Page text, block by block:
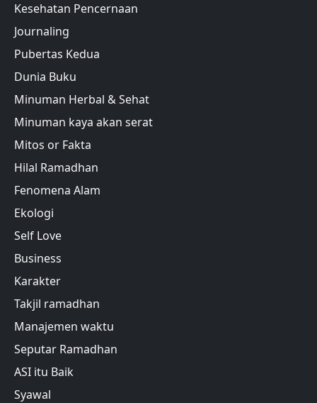
Kesehatan Pencernaan
Journaling
Pubertas Kedua
Dunia Buku
Minuman Herbal & Sehat
Minuman kaya akan serat
Mitos or Fakta
Hilal Ramadhan
Fenomena Alam
Ekologi
Self Love
Business
Karakter
Takjil ramadhan
Manajemen waktu
Seputar Ramadhan
ASI itu Baik
Syawal